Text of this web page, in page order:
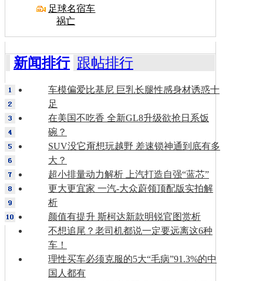
足球名宿车
祸亡
新闻排行 跟帖排行
车模偏爱比基尼 巨乳长腿性感身材诱惑十
足
在美国不吃香 全新GL8升级欲抢日系饭
碗？
SUV没它甭想玩越野 差速锁神通到底有多
大？
超小排量动力解析 上汽打造自强“蓝芯”
更大更宜家 一汽-大众蔚领顶配版实拍解
析
颜值有提升 斯柯达新款明锐官图赏析
不想追尾？老司机都说一定要远离这6种
车！
理性买车必须克服的5大“毛病”91.3%的中
国人都有